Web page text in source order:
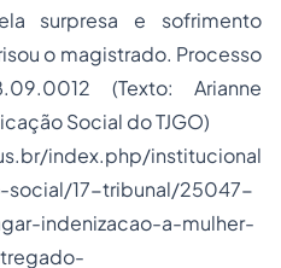
surpresa e sofrimento
o magistrado. Processo
(Texto: Arianne
Social do TJGO)
index.php/institucional
17-tribunal/25047-
indenizacao-a-mulher-